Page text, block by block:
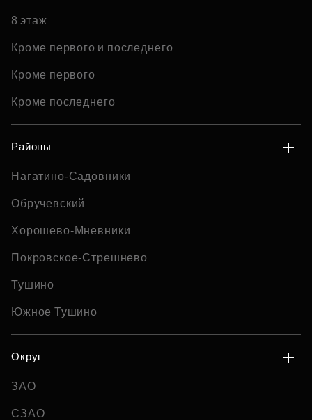
8 этаж
Кроме первого и последнего
Кроме первого
Кроме последнего
Районы
Нагатино-Садовники
Обручевский
Хорошево-Мневники
Покровское-Стрешнево
Тушино
Южное Тушино
Округ
ЗАО
СЗАО